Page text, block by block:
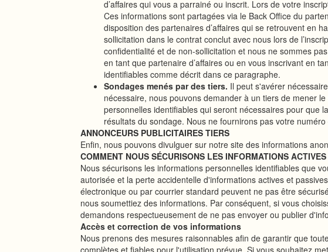
d’affaires qui vous a parrainé ou inscrit. Lors de votre
Ces informations sont partagées via le Back Office du
disposition des partenaires d’affaires qui se retrouvent en
sollicitation dans le contrat conclut avec nous lors de
confidentialité et de non-sollicitation et nous ne sommes
en tant que partenaire d’affaires ou en vous inscrivant en
identifiables comme décrit dans ce paragraphe.
Sondages menés par des tiers. Il peut s'avérer
nécessaire, nous pouvons demander à un tiers de mener
personnelles identifiables qui seront nécessaires pour que
résultats du sondage. Nous ne fournirons pas votre
ANNONCEURS PUBLICITAIRES TIERS
Enfin, nous pouvons divulguer sur notre site des informations
COMMENT NOUS SÉCURISONS LES INFORMATIONS
Nous sécurisons les informations personnelles identifiables que
autorisée et la perte accidentelle d'informations actives et
électronique ou par courrier standard peuvent ne pas être
nous soumettiez des informations. Par conséquent, si vous
demandons respectueusement de ne pas envoyer ou publier
Accès et correction de vos informations
Nous prenons des mesures raisonnables afin de garantir que
complètes et fiables pour l'utilisation prévue. Si vous souhaitez